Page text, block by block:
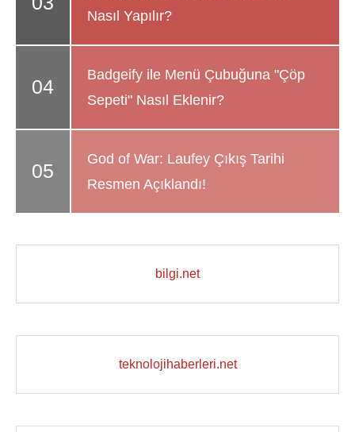
Nasıl Yapılır?
Badgeify ile Menü Çubuğuna "Çöp
Sepeti" Nasıl Eklenir?
God of War: Laufey Çıkış Tarihi
Resmen Açıklandı!
bilgi.net
teknolojihaberleri.net